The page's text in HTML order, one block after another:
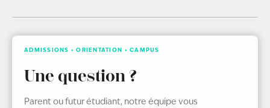
ADMISSIONS • ORIENTATION • CAMPUS
Une question ?
Parent ou futur étudiant, notre équipe vous